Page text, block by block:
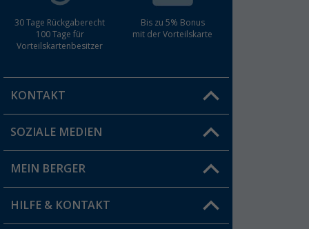
30 Tage Rückgaberecht
100 Tage für
Vorteilskartenbesitzer
Bis zu 5% Bonus
mit der Vorteilskarte
KONTAKT
Du hast eine Frage?
Filiale finden
SOZIALE MEDIEN
MEIN BERGER
Vorteilskarte
HILFE & KONTAKT